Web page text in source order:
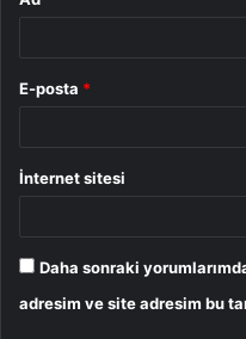
E-posta *
İnternet sitesi
Daha sonraki
adresim ve site adresim bu